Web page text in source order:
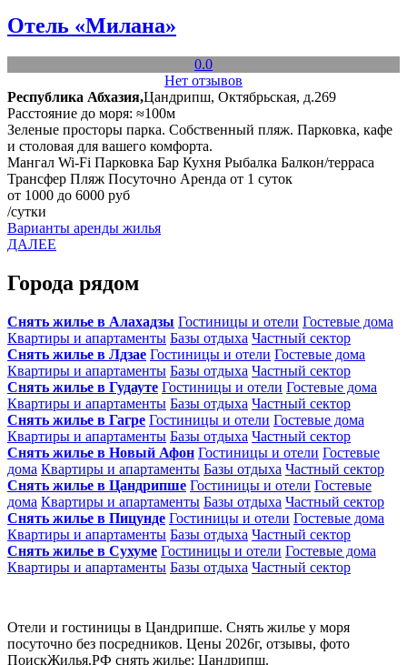
Отель «Милана»
0.0
Нет отзывов
Республика Абхазия,Цандрипш, Октябрьская, д.269
Расстояние до моря: ≈100м
Зеленые просторы парка. Собственный пляж. Парковка, кафе
и столовая для вашего комфорта.
Мангал Wi-Fi Парковка Бар Кухня Рыбалка Балкон/терраса
Трансфер Пляж Посуточно Аренда от 1 суток
от 1000 до 6000 руб
/сутки
Варианты аренды жилья
ДАЛЕЕ
Города рядом
Снять жилье в Алахадзы Гостиницы и отели Гостевые дома
Квартиры и апартаменты Базы отдыха Частный сектор
Снять жилье в Лдзае Гостиницы и отели Гостевые дома
Квартиры и апартаменты Базы отдыха Частный сектор
Снять жилье в Гудауте Гостиницы и отели Гостевые дома
Квартиры и апартаменты Базы отдыха Частный сектор
Снять жилье в Гагре Гостиницы и отели Гостевые дома
Квартиры и апартаменты Базы отдыха Частный сектор
Снять жилье в Новый Афон Гостиницы и отели Гостевые
дома Квартиры и апартаменты Базы отдыха Частный сектор
Снять жилье в Цандрипше Гостиницы и отели Гостевые
дома Квартиры и апартаменты Базы отдыха Частный сектор
Снять жилье в Пицунде Гостиницы и отели Гостевые дома
Квартиры и апартаменты Базы отдыха Частный сектор
Снять жилье в Сухуме Гостиницы и отели Гостевые дома
Квартиры и апартаменты Базы отдыха Частный сектор
Отели и гостиницы в Цандрипше. Снять жилье у моря
посуточно без посредников. Цены 2026г, отзывы, фото
ПоискЖилья.РФ снять жилье: Цандрипш.